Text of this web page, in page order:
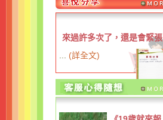
來過許多次了，還是會緊張
(詳全文)